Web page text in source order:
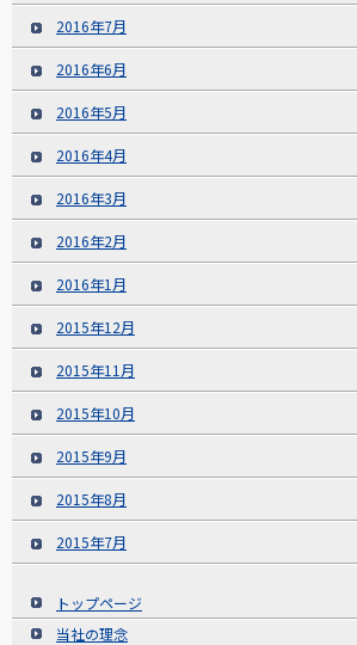
2016年7月
2016年6月
2016年5月
2016年4月
2016年3月
2016年2月
2016年1月
2015年12月
2015年11月
2015年10月
2015年9月
2015年8月
2015年7月
トップページ
当社の理念